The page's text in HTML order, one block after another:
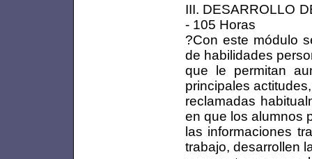
III. DESARROLLO
- 105 Horas
?Con este módulo
de habilidades
que le permitan
principales
reclamadas
en que los alumnos
las informaciones
trabajo, desarrollen